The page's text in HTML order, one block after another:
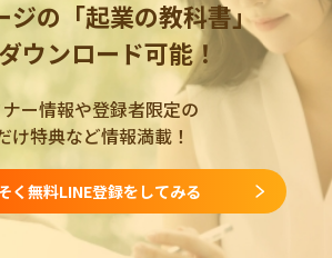
ジの「起業の教科書」
ウンロード可能！
ー情報や登録者限定の
け特典など情報満載！
く無料LINE登録をしてみる